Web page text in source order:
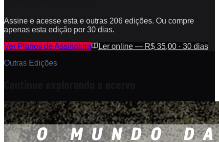
Assine e acesse esta e outras 206 edições. Ou compre
apenas esta edição por 30 dias.
Ver Planos de Assinatura
Ler online — R$ 35,00 · 30 dias
Outras Edições